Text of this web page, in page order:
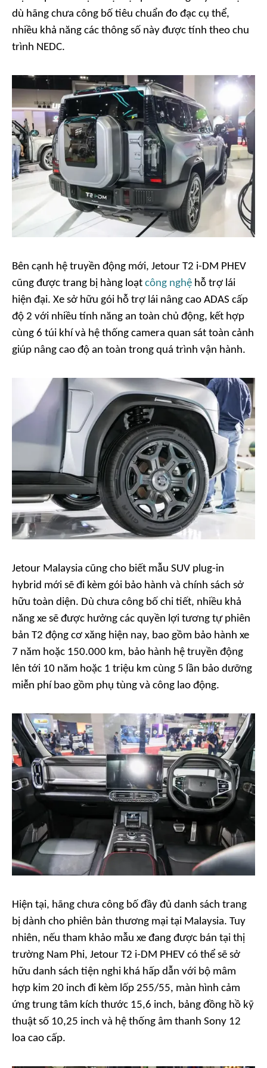
dù hãng chưa công bố tiêu chuẩn đo đạc cụ thể,
nhiều khả năng các thông số này được tính theo chu
trình NEDC.
Bên cạnh hệ truyền động mới, Jetour T2 i-DM PHEV
cũng được trang bị hàng loạt công nghệ hỗ trợ lái
hiện đại. Xe sở hữu gói hỗ trợ lái nâng cao ADAS cấp
độ 2 với nhiều tính năng an toàn chủ động, kết hợp
cùng 6 túi khí và hệ thống camera quan sát toàn cảnh
giúp nâng cao độ an toàn trong quá trình vận hành.
Jetour Malaysia cũng cho biết mẫu SUV plug-in
hybrid mới sẽ đi kèm gói bảo hành và chính sách sở
hữu toàn diện. Dù chưa công bố chi tiết, nhiều khả
năng xe sẽ được hưởng các quyền lợi tương tự phiên
bản T2 động cơ xăng hiện nay, bao gồm bảo hành xe
7 năm hoặc 150.000 km, bảo hành hệ truyền động
lên tới 10 năm hoặc 1 triệu km cùng 5 lần bảo dưỡng
miễn phí bao gồm phụ tùng và công lao động.
Hiện tại, hãng chưa công bố đầy đủ danh sách trang
bị dành cho phiên bản thương mại tại Malaysia. Tuy
nhiên, nếu tham khảo mẫu xe đang được bán tại thị
trường Nam Phi, Jetour T2 i-DM PHEV có thể sẽ sở
hữu danh sách tiện nghi khá hấp dẫn với bộ mâm
hợp kim 20 inch đi kèm lốp 255/55, màn hình cảm
ứng trung tâm kích thước 15,6 inch, bảng đồng hồ kỹ
thuật số 10,25 inch và hệ thống âm thanh Sony 12
loa cao cấp.